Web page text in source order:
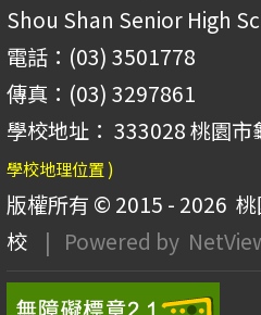
Shou Shan Senior High
電話：(03) 3501778
傳真：(03) 3297861
學校地址： 333028 桃園
學校地理位置 )
版權所有 © 2015 - 2026
校
| Powered by